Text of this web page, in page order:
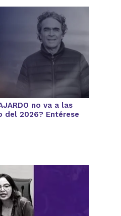
no va a las
del 2026? Entérese